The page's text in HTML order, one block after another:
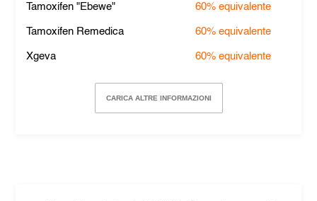
Tamoxifen "Ebewe" 60% equivalente
Tamoxifen Remedica 60% equivalente
Xgeva 60% equivalente
CARICA ALTRE INFORMAZIONI